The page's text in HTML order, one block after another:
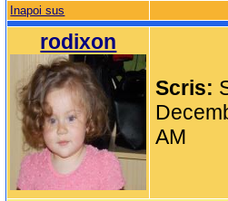
Inapoi sus
rodixon
Scris:
AM